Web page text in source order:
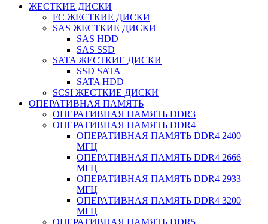
ЖЕСТКИЕ ДИСКИ
FC ЖЕСТКИЕ ДИСКИ
SAS ЖЕСТКИЕ ДИСКИ
SAS HDD
SAS SSD
SATA ЖЕСТКИЕ ДИСКИ
SSD SATA
SATA HDD
SCSI ЖЕСТКИЕ ДИСКИ
ОПЕРАТИВНАЯ ПАМЯТЬ
ОПЕРАТИВНАЯ ПАМЯТЬ DDR3
ОПЕРАТИВНАЯ ПАМЯТЬ DDR4
ОПЕРАТИВНАЯ ПАМЯТЬ DDR4 2400
МГЦ
ОПЕРАТИВНАЯ ПАМЯТЬ DDR4 2666
МГЦ
ОПЕРАТИВНАЯ ПАМЯТЬ DDR4 2933
МГЦ
ОПЕРАТИВНАЯ ПАМЯТЬ DDR4 3200
МГЦ
ОПЕРАТИВНАЯ ПАМЯТЬ DDR5